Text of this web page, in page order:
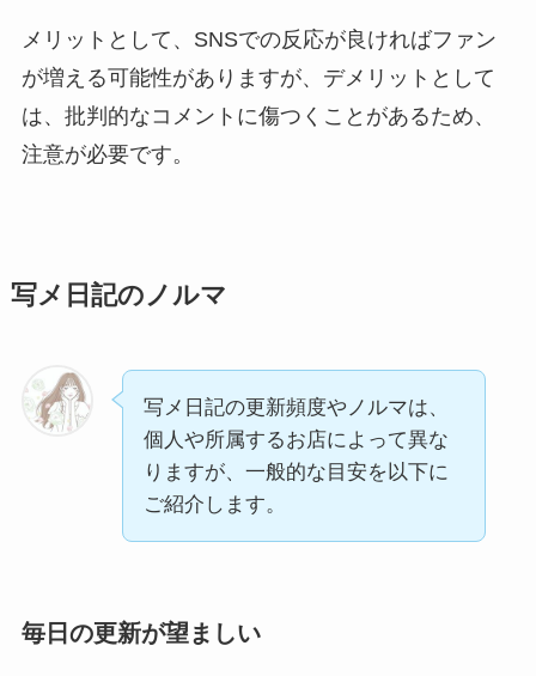
メリットとして、SNSでの反応が良ければファン
が増える可能性がありますが、デメリットとして
は、批判的なコメントに傷つくことがあるため、
注意が必要です。
写メ日記のノルマ
写メ日記の更新頻度やノルマは、
個人や所属するお店によって異な
りますが、一般的な目安を以下に
ご紹介します。
毎日の更新が望ましい